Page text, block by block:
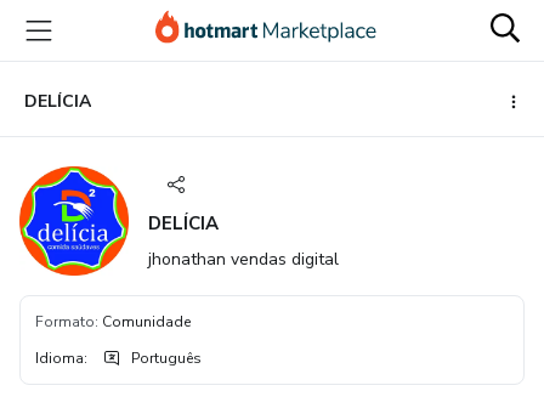
para
conteúdo
principal
para
pagamento
para
rodapéDELÍCIA
DELÍCIA
jhonathan vendas digital
Formato: Comunidade
Idioma: Português